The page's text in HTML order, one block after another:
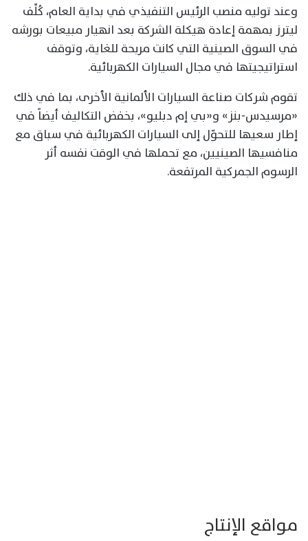
وعند توليه منصب الرئيس التنفيذي في بداية العام، كُلِّف
ليترز بمهمة إعادة هيكلة الشركة بعد انهيار مبيعات بورشه
في السوق الصينية التي كانت مربحة للغاية، وتوقف
استراتيجيتها في مجال السيارات الكهربائية.
تقوم شركات صناعة السيارات الألمانية الأخرى، بما في ذلك
«مرسيدس-بنز» و«بي إم دبليو»، بخفض التكاليف أيضاً في
إطار سعيها للتحوّل إلى السيارات الكهربائية في سباق مع
منافسيها الصينيين، مع تحملها في الوقت نفسه أثر
الرسوم الجمركية المرتفعة.
مواقع الإنتاج